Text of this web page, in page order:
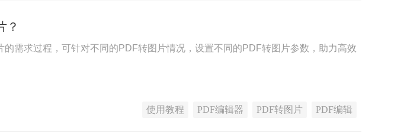
？
需求过程，可针对不同的PDF转图片情况，设置不同的PDF转图片参数，助力高效
使用教程 PDF编辑器 PDF转图片 PDF编辑